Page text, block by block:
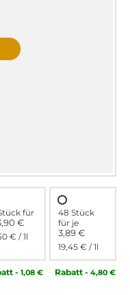
für
€
€ / 1l
-1,08 €
48 Stück
für je
3,89 €
19,45 € / 1l
Rabatt - 4,80 €